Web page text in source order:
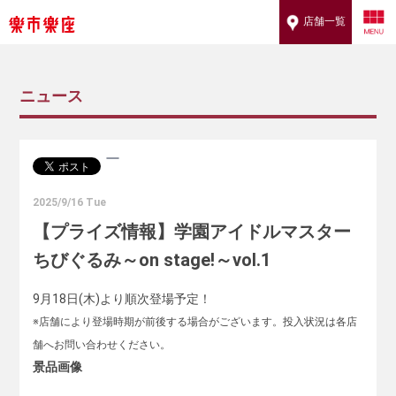
店舗一覧
ニュース
2025/9/16 Tue
【プライズ情報】学園アイドルマスター
ちびぐるみ～on stage!～vol.1
9月18日(木)より順次登場予定！
※店舗により登場時期が前後する場合がございます。投入状況は各店
舗へお問い合わせください。
景品画像